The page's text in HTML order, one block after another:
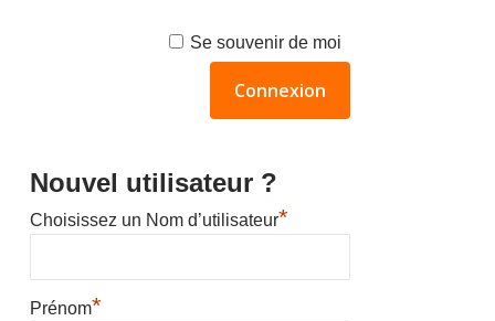
Se souvenir de moi
Nouvel utilisateur ?
Choisissez un Nom d’utilisateur*
Prénom*